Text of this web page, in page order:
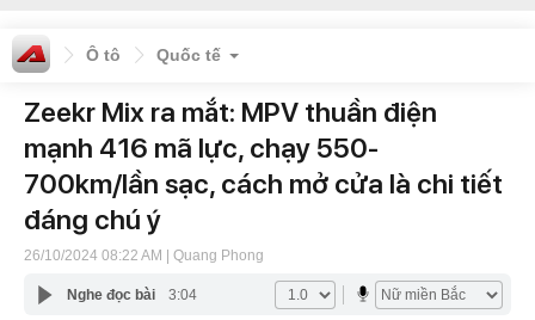
Ô tô Quốc tế
Zeekr Mix ra mắt: MPV thuần điện
mạnh 416 mã lực, chạy 550-
700km/lần sạc, cách mở cửa là chi tiết
đáng chú ý
26/10/2024 08:22 AM | Quang Phong
Nghe đọc bài 3:04